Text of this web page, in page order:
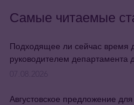
Самые читаемые
Подходящее ли сейчас время
руководителем департамента
Августовское предложение